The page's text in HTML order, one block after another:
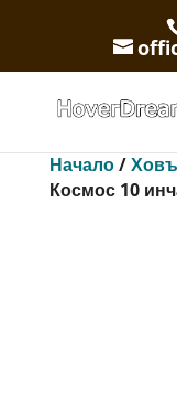
Начало/
Космос 10